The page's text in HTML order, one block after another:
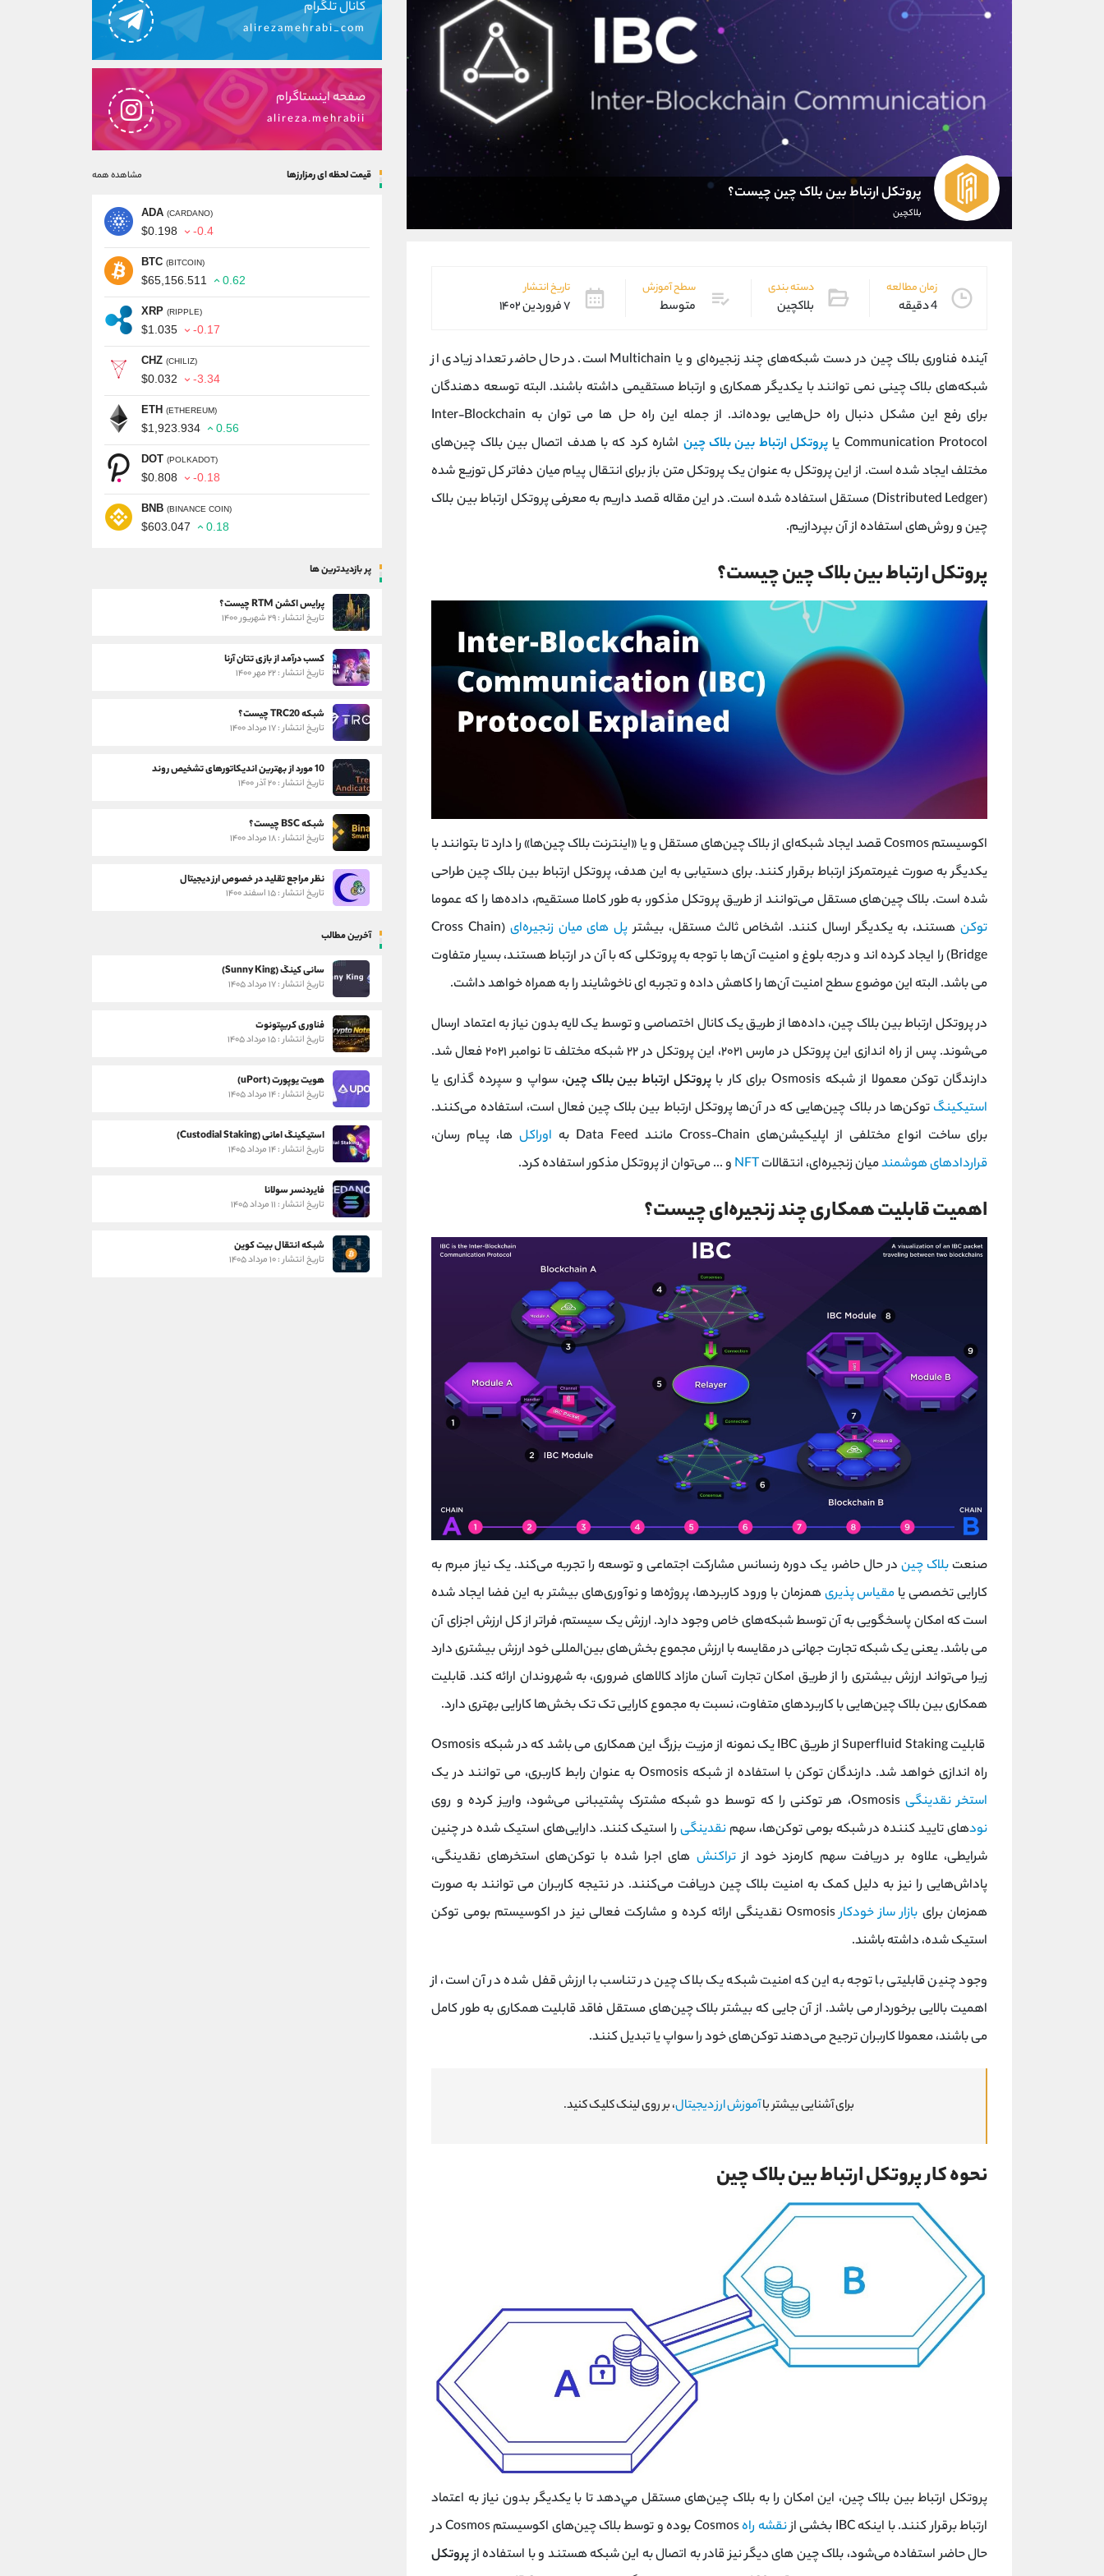
پروتکل ارتباط بین بلاک چین چیست؟
بلاکچین
زمان مطالعه
4 دقیقه
دسته بندی
بلاکچین
سطح آموزش
متوسط
تاریخ انتشار
۷ فروردین ۱۴۰۲
آینده فناوری بلاک چین در دست شبکه‌های چند ‌زنجیره‌ای و یا Multichain است. در حال حاضر تعداد زیادی از
شبکه‌های بلاک چینی نمی توانند با یکدیگر همکاری و ارتباط مستقیمی داشته باشند. البته توسعه‌ دهندگان
برای رفع این مشکل دنبال راه‌ حل‌هایی بوده‌اند. از جمله این راه حل ها می توان به Inter‐Blockchain
Communication Protocol یا
پروتکل ارتباط بین بلاک چین اشاره کرد که با هدف اتصال بین بلاک چین‌های
مختلف ایجاد شده است. از این پروتکل به عنوان یک پروتکل متن‌ باز برای انتقال پیام‌ میان دفاتر کل توزیع ‌شده
(Distributed Ledger) مستقل استفاده شده است. در این مقاله قصد داریم به معرفی پروتکل ارتباط بین بلاک
چین و روش‌های استفاده از آن بپردازیم.
پروتکل ارتباط بین بلاک چین چیست؟
اکوسیستم Cosmos قصد ایجاد شبکه‌ای از بلاک چین‌های مستقل و یا «اینترنت بلاک چین‌ها» را دارد تا بتوانند با
یکدیگر به صورت غیرمتمرکز ارتباط برقرار کنند. برای دستیابی به این هدف، پروتکل ارتباط بین بلاک چین طراحی‌
شده‌ است. بلاک چین‌های مستقل می‌توانند از طریق پروتکل مذکور، به طور کاملا مستقیم، داده‌ها را که عموما
توکن‌هستند، به یکدیگر ارسال کنند. اشخاص ثالث مستقل، بیشتر پل‌ های میان زنجیره‌ای (Cross Chain
Bridge) را ایجاد کرده اند و درجه بلوغ و امنیت آن‌ها با توجه به پروتکلی که با آن در ارتباط هستند، بسیار متفاوت
می باشد. البته این موضوع سطح امنیت آن‌ها را کاهش داده و تجربه ای ناخوشایند را به همراه خواهد داشت.
در پروتکل ارتباط بین بلاک چین، داده‌ها از طریق یک کانال اختصاصی و توسط یک لایه بدون نیاز به اعتماد ارسال
می‌شوند. پس از راه اندازی این پروتکل در مارس ۲۰۲۱، این پروتکل در ۲۲ شبکه مختلف تا نوامبر ۲۰۲۱ فعال شد.
دارندگان توکن‌ معمولا از شبکه Osmosis برای کار با
پروتکل ارتباط بین بلاک چین، سواپ و سپرده ‌گذاری یا
استیکینگ توکن‌ها در بلاک چین‌هایی که در آن‌ها پروتکل ارتباط بین بلاک چین فعال است، استفاده می‌کنند.
برای ساخت انواع مختلفی از اپلیکیشن‌های Cross‐Chain مانند Data Feed به
اوراکل‌ها، پیام‌ رسان،
قراردادهای هوشمندمیان‌ زنجیره‌ای، انتقالاتNFT و ... می‌توان از پروتکل مذکور استفاده کرد.
اهمیت قابلیت همکاری چند زنجیره‌ای چیست؟
صنعتبلاک چین در حال حاضر، یک دوره رنسانس مشارکت اجتماعی و توسعه را تجربه می‌کند. یک نیاز مبرم به
کارایی‌ تخصصی یا مقیاس پذیری‌همزمان با ورود کاربردها، پروژه‌ها و نوآوری‌های بیشتر به این فضا ایجاد شده
است که امکان پاسخگویی به آن توسط شبکه‌های خاص وجود دارد. ارزش یک سیستم، فراتر از کل ارزش اجزای آن
می باشد. یعنی یک شبکه تجارت جهانی در مقایسه با ارزش مجموع بخش‌های بین‌المللی خود ارزش بیشتری دارد
زیرا می‌تواند ارزش بیشتری را از طریق امکان تجارت آسان مازاد کالاهای ضروری، به شهروندان ارائه کند. قابلیت
همکاری بین بلاک چین‌هایی با کاربرد‌های متفاوت، نسبت به مجموع کارایی تک تک بخش‌ها کارایی بهتری دارد.
قابلیت Superfluid Staking از طریق IBC یک نمونه از مزیت بزرگ این همکاری می باشد که در شبکه Osmosis
راه‌ اندازی خواهد شد. دارندگان توکن با استفاده از شبکه Osmosis به عنوان رابط کاربری، می توانند در یک
استخر نقدینگی Osmosis، هر توکنی را که توسط دو شبکه مشترک پشتیبانی می‌شود، واریز کرده و روی
نودهای تایید کننده در شبکه بومی توکن‌ها، سهم نقدینگیرا استیک کنند. دارایی‌های استیک شده در چنین
شرایطی، علاوه بر دریافت سهم کارمزد خود ازتراکنش‌ های اجرا شده با توکن‌های استخرهای نقدینگی،
پاداش‌هایی را نیز به دلیل کمک به امنیت بلاک چین دریافت می‌کنند. در نتیجه کاربران می توانند به صورت
همزمان برای بازار ساز خودکار
Osmosis نقدینگی ارائه کرده و مشارکت فعالی نیز در اکوسیستم بومی توکن
استیک شده، داشته باشند.
وجود چنین قابلیتی با توجه به این که امنیت شبکه یک بلاک چین در تناسب با ارزش قفل‌ شده در آن است، از
اهمیت بالایی برخوردار می باشد. از آن جایی که بیشتر بلاک چین‌های مستقل فاقد قابلیت همکاری به طور کامل
می باشند، معمولا کاربران ترجیح می‌دهند توکن‌های خود را سواپ یا تبدیل کنند.
برای آشنایی بیشتر باآموزش ارز دیجیتال، بر روی لینک کلیک کنید.
نحوه کار پروتکل ارتباط بین بلاک چین
پروتکل ارتباط بین بلاک چین، این امکان را به بلاک چین‌های مستقل مي‌دهد تا با یکدیگر بدون نیاز به اعتماد
ارتباط برقرار کنند. با اینکه IBC بخشی از
نقشه راه
Cosmos بوده و توسط بلاک چین‌های اکوسیستم Cosmos در
حال حاضر استفاده می‌شود، بلاک چین های دیگر نیز قادر به اتصال به این شبکه هستند و با استفاده ازپروتکل
کانال تلگرام
alirezamehrabi_com
صفحه اینستاگرام
alireza.mehrabii
قیمت لحظه ای رمزارزها مشاهده همه
ADA (CARDANO)
$0.198 -0.4
BTC (BITCOIN)
$65,156.511 0.62
XRP (RIPPLE)
$1.035 -0.17
CHZ (CHILIZ)
$0.032 -3.34
ETH (ETHEREUM)
$1,923.934 0.56
DOT (POLKADOT)
$0.808 -0.18
BNB (BINANCE COIN)
$603.047 0.18
پر بازدیدترین ها
پرایس اکشن RTM چیست؟
تاریخ انتشار : ۲۹ شهریور ۱۴۰۰
کسب درآمد از بازی تتان آرنا
تاریخ انتشار : ۲۲ مهر ۱۴۰۰
شبکه TRC20 چیست؟
تاریخ انتشار : ۱۷ مرداد ۱۴۰۰
10 مورد از بهترین اندیکاتورهای تشخیص روند
تاریخ انتشار : ۲۰ آذر ۱۴۰۰
شبکه BSC چیست؟
تاریخ انتشار : ۱۸ مرداد ۱۴۰۰
نظر مراجع تقلید در خصوص ارز دیجیتال
تاریخ انتشار : ۱۵ اسفند ۱۴۰۰
آخرین مطالب
سانی کینگ (Sunny King)
تاریخ انتشار : ۱۷ مرداد ۱۴۰۵
فناوری کریپتونوت
تاریخ انتشار : ۱۵ مرداد ۱۴۰۵
هویت یوپورت (uPort)
تاریخ انتشار : ۱۴ مرداد ۱۴۰۵
استیکینگ امانی (Custodial Staking)
تاریخ انتشار : ۱۴ مرداد ۱۴۰۵
فایردنسر سولانا
تاریخ انتشار : ۱۱ مرداد ۱۴۰۵
شبکه انتقال بیت کوین
تاریخ انتشار : ۱۰ مرداد ۱۴۰۵